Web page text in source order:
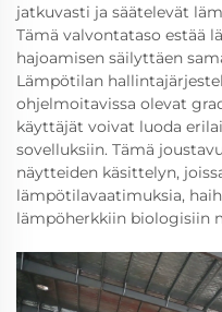
jatkuvasti ja säätelevät
Tämä valvontataso estää
hajoamisen säilyttäen
Lämpötilan
ohjelmoitavissa olevat
käyttäjät voivat luoda
sovelluksiin. Tämä
näytteiden käsittelyn,
lämpötilavaatimuksia,
lämpöherkkiin biologisiin